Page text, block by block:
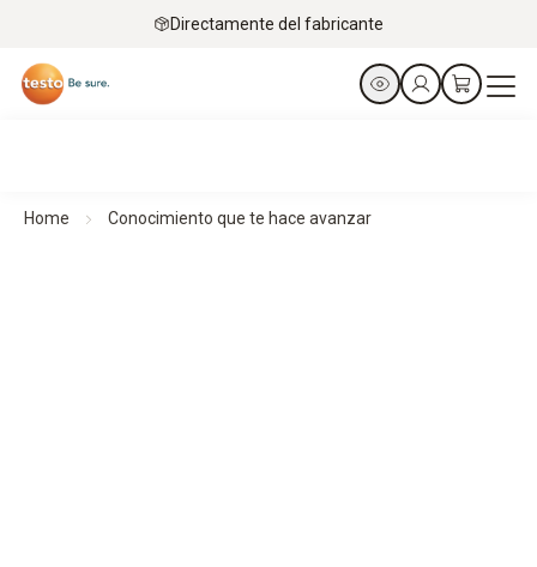
Directamente del fabricante
Home Conocimiento que te hace avanzar